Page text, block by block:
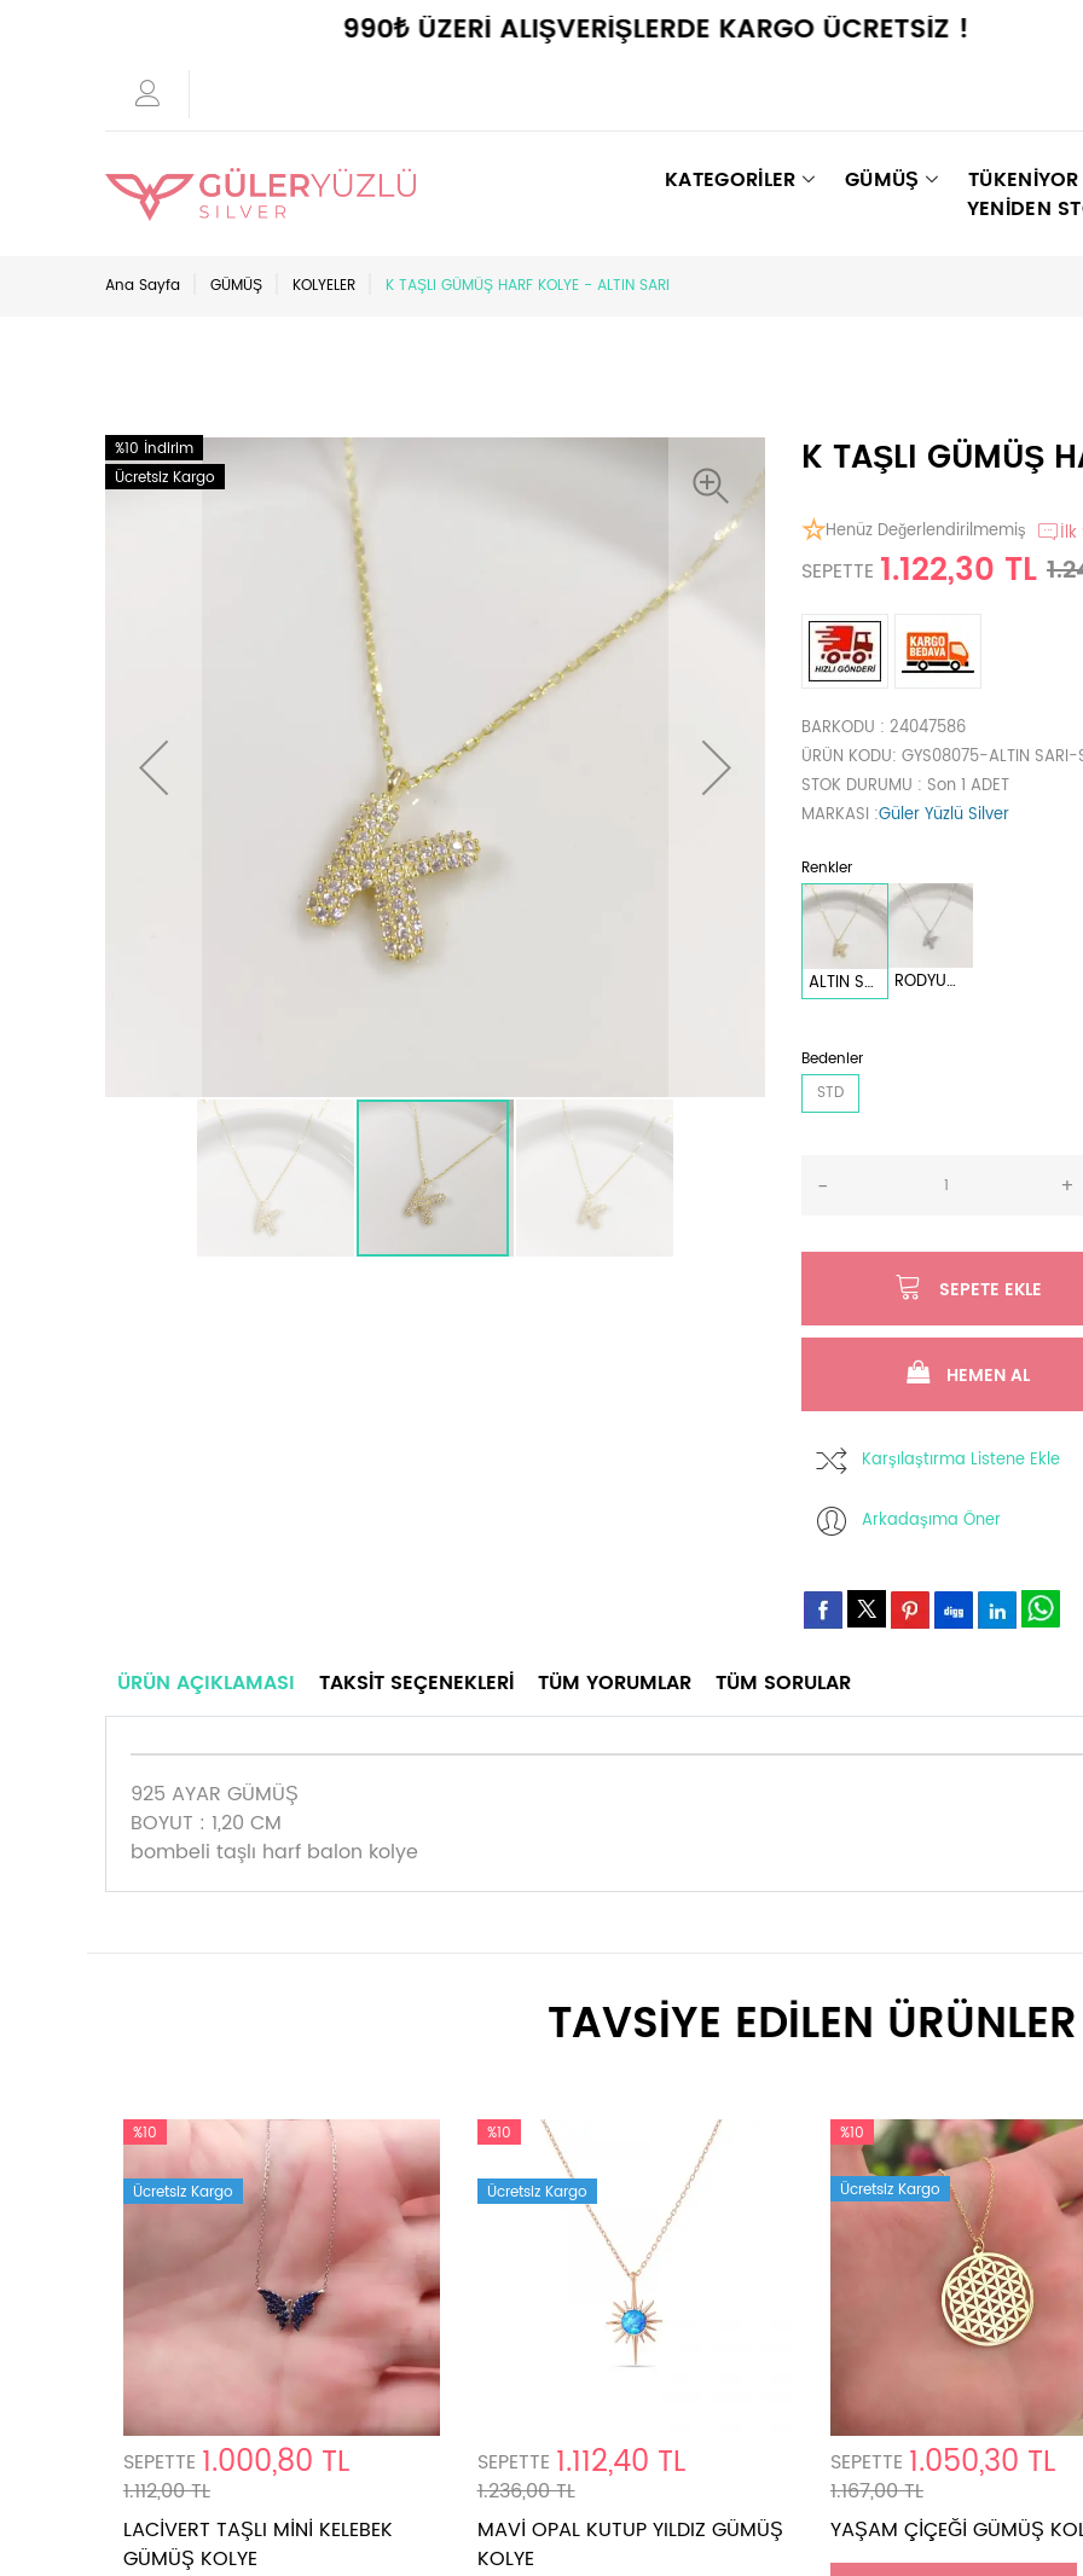
990₺ ÜZERİ ALIŞVERİŞLERDE KARGO ÜCRETSİZ !
KATEGORİLER GÜMÜŞ TÜKENIYOR
YENIDEN
Ana Sayfa GÜMÜŞ KOLYELER K TAŞLI GÜMÜŞ HARF KOLYE - ALTIN SARI
K TAŞLI GÜMÜŞ
Henüz Değerlendirilmemiş İlk
SEPETTE 1.122,30 TL
BARKODU : 24047586
ÜRÜN KODU: GYS08075-ALTIN SARI-
STOK DURUMU : Son 1 ADET
MARKASI :Güler Yüzlü Silver
Renkler
ALTIN SARI RODYUM BEYAZ
Bedenler
STD
- +
SEPETE EKLE
HEMEN AL
Karşılaştırma Listene Ekle
Arkadaşıma Öner
%10 İndirim
Ücretsiz Kargo
ÜRÜN AÇIKLAMASI TAKSIT SEÇENEKLERI TÜM YORUMLAR TÜM SORULAR
925 AYAR GÜMÜŞ
BOYUT : 1,20 CM
bombeli taşlı harf balon kolye
TAVSİYE EDİLEN ÜRÜNLER
%10
Ücretsiz Kargo
SEPETTE 1.000,80 TL
1.112,00 TL
LACİVERT TAŞLI MİNİ KELEBEK
GÜMÜŞ KOLYE
%10
Ücretsiz Kargo
SEPETTE 1.112,40 TL
1.236,00 TL
MAVİ OPAL KUTUP YILDIZ GÜMÜŞ
KOLYE
%10
Ücretsiz Kargo
SEPETTE 1.050,30 TL
1.167,00 TL
YAŞAM ÇİÇEĞİ GÜMÜŞ